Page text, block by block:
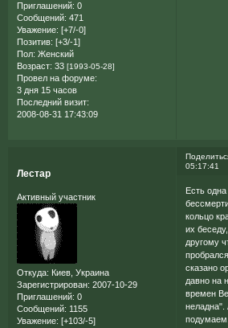
Приглашений: 0
Сообщений: 471
Уважение: [+7/-0]
Позитив: [+3/-1]
Пол: Женский
Возраст: 33 [1993-05-28]
Провел на форуме:
3 дня 15 часов
Последний визит:
2008-08-31 17:43:09
05:17:41
Лестар
Активный участник
Откуда: Киев, Украина
Зарегистрирован: 2007-10-29
Приглашений: 0
Сообщений: 1155
Уважение: [+103/-5]
Есть
кольцо
их
другому
сказано
давно на
времен
неладна".